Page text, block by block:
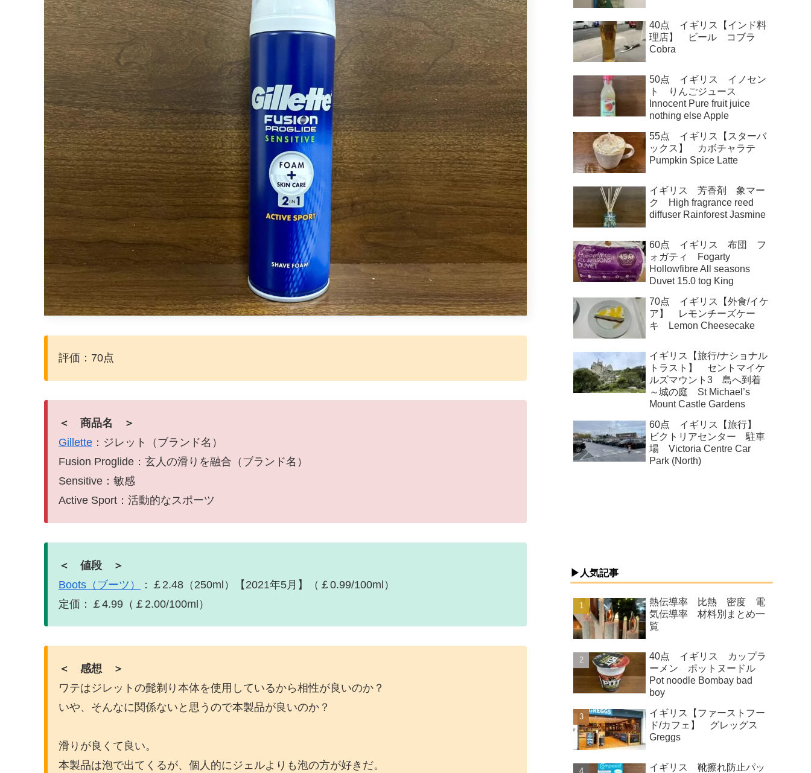
評価：70点
＜ 商品名 ＞
Gillette ：ジレット（ブランド名）
Fusion Proglide：玄人の滑りを融合（ブランド名）
Sensitive：敏感
Active Sport：活動的なスポーツ
＜ 値段 ＞
Boots（ブーツ）
：￡2.48（250ml）【2021年5月】（￡0.99/100ml）
定価：￡4.99（￡2.00/100ml）
＜ 感想 ＞
ワテはジレットの髭剃り本体を使用しているから相性が良いのか？
いや、そんなに関係ないと思うので本製品が良いのか？
滑りが良くて良い。
本製品は泡で出てくるが、個人的にジェルよりも泡の方が好きだ。
40点 イギリス【インド料
理店】 ビール コブラ
Cobra
50点 イギリス イノセン
ト りんごジュース
Innocent Pure fruit juice
nothing else Apple
55点 イギリス【スターバ
ックス】 カボチャラテ
Pumpkin Spice Latte
イギリス 芳香剤 象マー
ク High fragrance reed
diffuser Rainforest Jasmine
60点 イギリス 布団 フ
ォガティ Fogarty
Hollowfibre All seasons
Duvet 15.0 tog King
70点 イギリス【外食/イケ
ア】 レモンチーズケー
キ Lemon Cheesecake
イギリス【旅行/ナショナル
トラスト】 セントマイケ
ルズマウント3 島へ到着
～城の庭 St Michael’s
Mount Castle Gardens
60点 イギリス【旅行】
ビクトリアセンター 駐車
場 Victoria Centre Car
Park (North)
▶人気記事
熱伝導率 比熱 密度 電
気伝導率 材料別まとめ一
覧
40点 イギリス カップラ
ーメン ポットヌードル
Pot noodle Bombay bad
boy
イギリス【ファーストフー
ド/カフェ】 グレッグス
Greggs
イギリス 靴擦れ防止パッ